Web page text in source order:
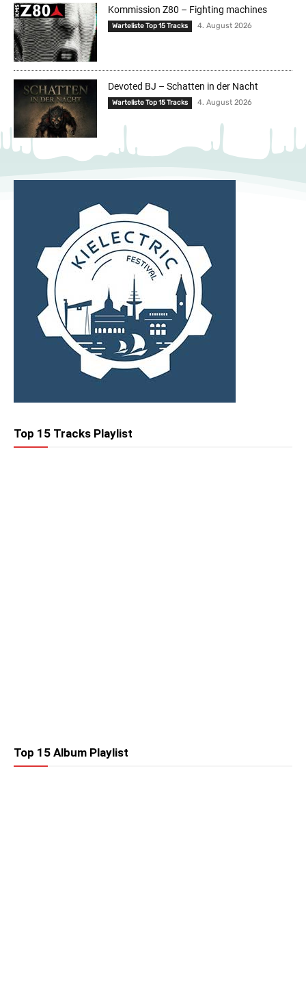
Kommission Z80 – Fighting machines
Warteliste Top 15 Tracks 4. August 2026
Devoted BJ – Schatten in der Nacht
Warteliste Top 15 Tracks 4. August 2026
Top 15 Tracks Playlist
Top 15 Album Playlist